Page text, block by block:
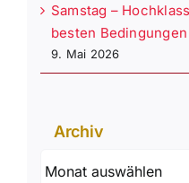
Samstag –
besten Bedingungen
9. Mai 2026
Archiv